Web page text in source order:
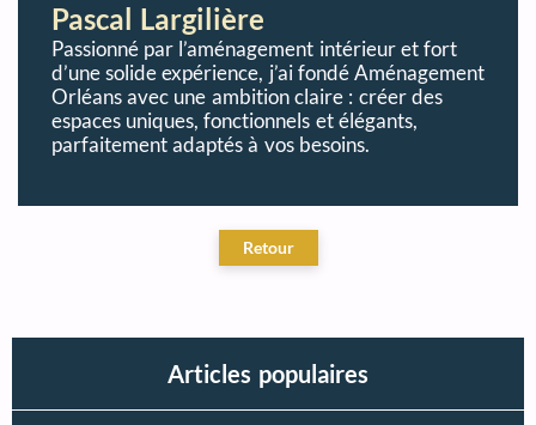
Pascal Largilière
Passionné par l’aménagement intérieur et fort
d’une solide expérience, j’ai fondé Aménagement
Orléans avec une ambition claire : créer des
espaces uniques, fonctionnels et élégants,
parfaitement adaptés à vos besoins.
Articles populaires